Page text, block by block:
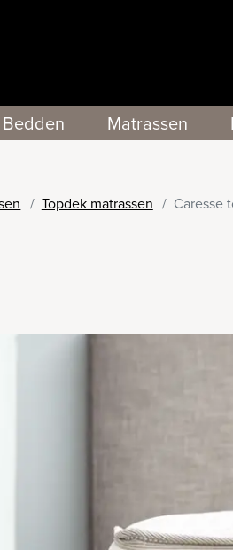
Bedden Matrassen
Topdek matrassen Caresse